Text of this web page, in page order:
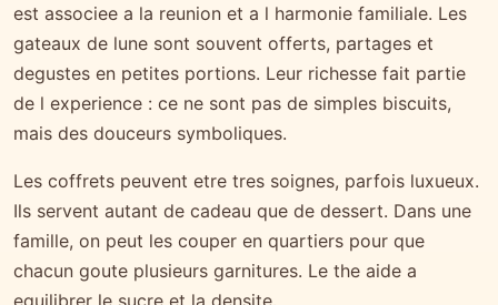
est associee a la reunion et a l harmonie familiale. Les
gateaux de lune sont souvent offerts, partages et
degustes en petites portions. Leur richesse fait partie
de l experience : ce ne sont pas de simples biscuits,
mais des douceurs symboliques.
Les coffrets peuvent etre tres soignes, parfois luxueux.
Ils servent autant de cadeau que de dessert. Dans une
famille, on peut les couper en quartiers pour que
chacun goute plusieurs garnitures. Le the aide a
equilibrer le sucre et la densite.